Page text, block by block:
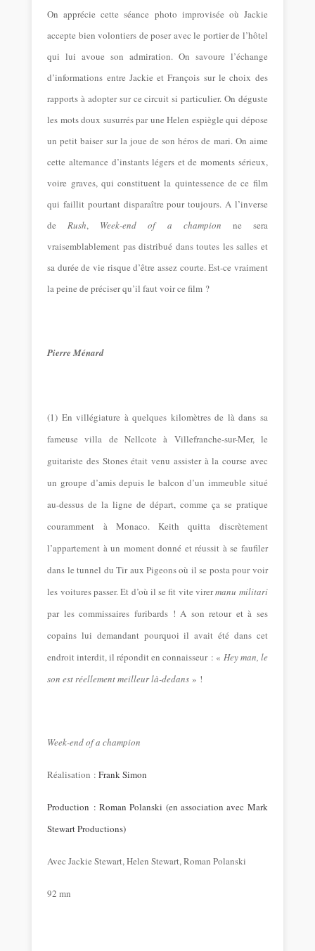
On apprécie cette séance photo improvisée où Jackie
accepte bien volontiers de poser avec le portier de l’hôtel
qui lui avoue son admiration. On savoure l’échange
d’informations entre Jackie et François sur le choix des
rapports à adopter sur ce circuit si particulier. On déguste
les mots doux susurrés par une Helen espiègle qui dépose
un petit baiser sur la joue de son héros de mari. On aime
cette alternance d’instants légers et de moments sérieux,
voire graves, qui constituent la quintessence de ce film
qui faillit pourtant disparaître pour toujours. A l’inverse
deRush, Week-end of a champion ne sera
vraisemblablement pas distribué dans toutes les salles et
sa durée de vie risque d’être assez courte. Est-ce vraiment
la peine de préciser qu’il faut voir ce film ?
Pierre Ménard
(1) En villégiature à quelques kilomètres de là dans sa
fameuse villa de Nellcote à Villefranche-sur-Mer, le
guitariste des Stones était venu assister à la course avec
un groupe d’amis depuis le balcon d’un immeuble situé
au-dessus de la ligne de départ, comme ça se pratique
couramment à Monaco. Keith quitta discrètement
l’appartement à un moment donné et réussit à se faufiler
dans le tunnel du Tir aux Pigeons où il se posta pour voir
les voitures passer. Et d’où il se fit vite virermanu militari
par les commissaires furibards ! A son retour et à ses
copains lui demandant pourquoi il avait été dans cet
endroit interdit, il répondit en connaisseur : « Hey man, le
son est réellement meilleur là-dedans » !
Week-end of a champion
Réalisation :Frank Simon
Production : Roman Polanski (en association avec Mark
Stewart Productions)
Avec Jackie Stewart, Helen Stewart, Roman Polanski
92 mn